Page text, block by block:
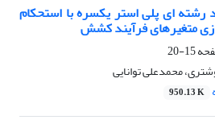
رشته ای پلی استر یکسره با استحکام
متغیرهای فرآیند کشش
15-20
محمدعلی توانایی
950.13 K